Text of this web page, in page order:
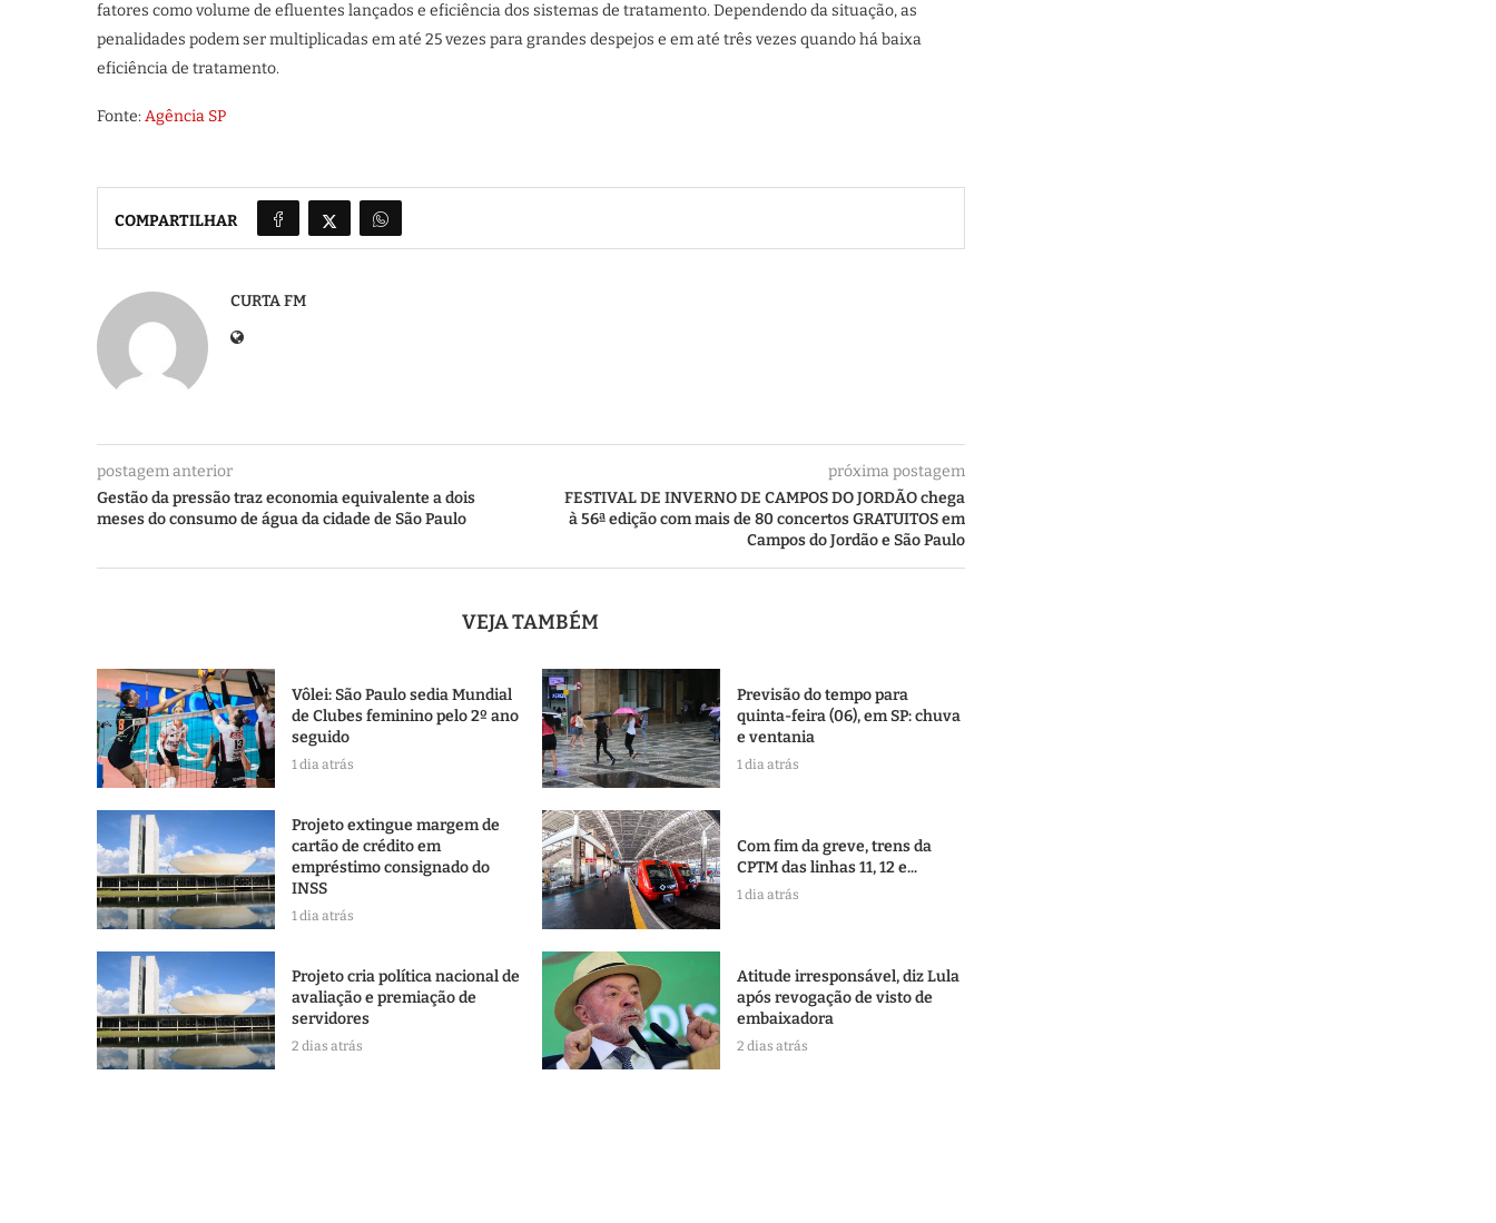
fatores como volume de efluentes lançados e eficiência dos sistemas de tratamento. Dependendo da situação, as
penalidades podem ser multiplicadas em até 25 vezes para grandes despejos e em até três vezes quando há baixa
eficiência de tratamento.
Fonte: Agência SP
COMPARTILHAR
CURTA FM
postagem anterior
Gestão da pressão traz economia equivalente a dois
meses do consumo de água da cidade de São Paulo
próxima postagem
FESTIVAL DE INVERNO DE CAMPOS DO JORDÃO chega
à 56ª edição com mais de 80 concertos GRATUITOS em
Campos do Jordão e São Paulo
VEJA TAMBÉM
Vôlei: São Paulo sedia Mundial
de Clubes feminino pelo 2º ano
seguido
1 dia atrás
Previsão do tempo para
quinta-feira (06), em SP: chuva
e ventania
1 dia atrás
Projeto extingue margem de
cartão de crédito em
empréstimo consignado do
INSS
1 dia atrás
Com fim da greve, trens da
CPTM das linhas 11, 12 e...
1 dia atrás
Projeto cria política nacional de
avaliação e premiação de
servidores
2 dias atrás
Atitude irresponsável, diz Lula
após revogação de visto de
embaixadora
2 dias atrás